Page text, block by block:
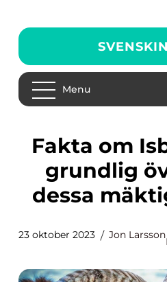
Menu
Fakta om Isbjörnar: En
grundlig
dessa
23 oktober 2023 Jon Larsson